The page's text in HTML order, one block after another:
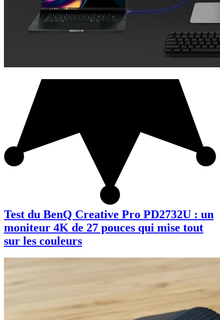
Test du BenQ Creative Pro PD2732U : un
moniteur 4K de 27 pouces qui mise tout
sur les couleurs